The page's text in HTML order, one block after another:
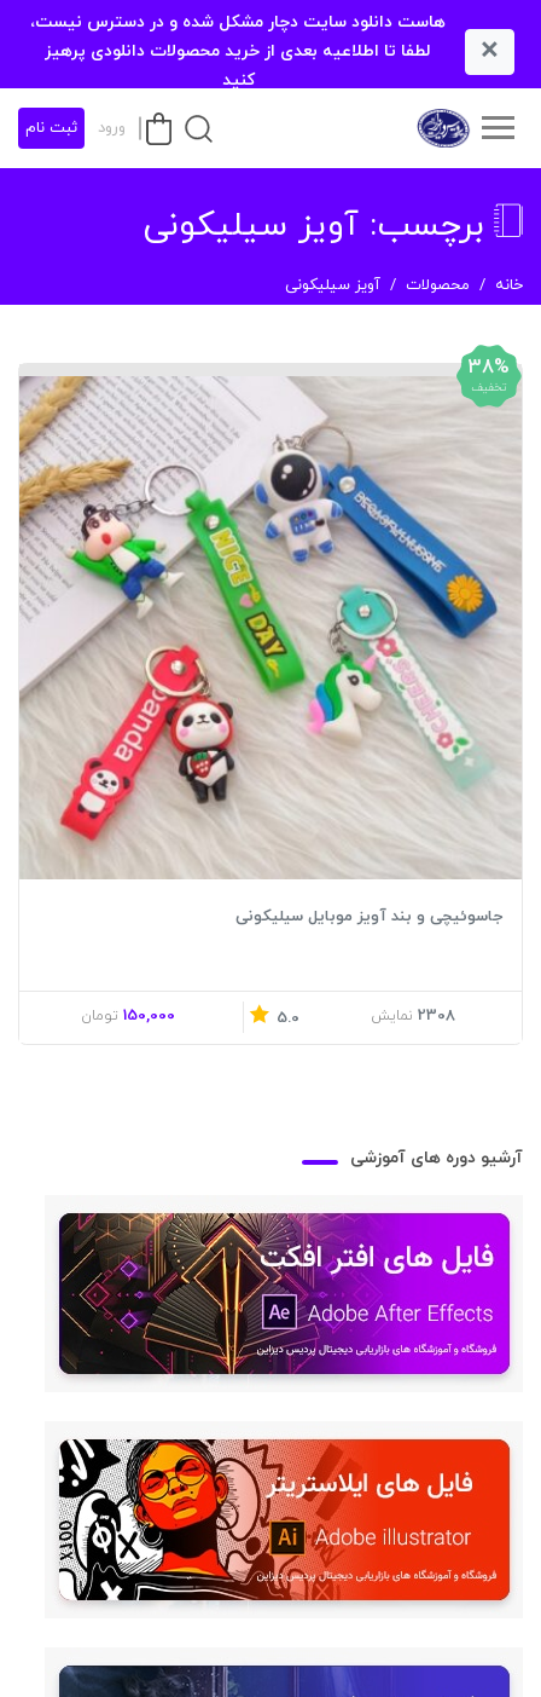
×
هاست دانلود سایت دچار مشکل شده و در دسترس نیست،
لطفا تا اطلاعیه بعدی از خرید محصولات دانلودی پرهیز
کنید
ورود ثبت نام
برچسب: آویز سیلیکونی
خانه محصولات آویز سیلیکونی
38%
تخفیف
جاسوئیچی و بند آویز موبایل سیلیکونی
2308 نمایش 5.0
150,000 تومان
آرشیو دوره های آموزشی